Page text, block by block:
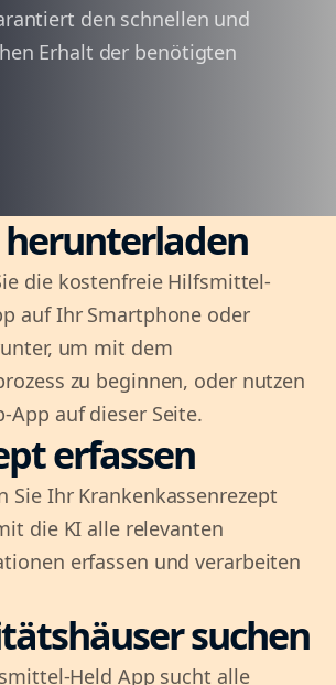
den schnellen und
Erhalt der benötigten
die kostenfreie Hilfsmittel-
auf Ihr Smartphone oder
um mit dem
zu beginnen, oder nutzen
App auf dieser Seite.
erfassen
Sie Ihr Krankenkassenrezept
die KI alle relevanten
erfassen und verarbeiten
suchen
Held App sucht alle